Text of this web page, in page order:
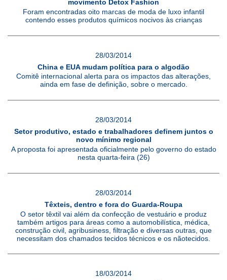
movimento Detox Fashion
Foram encontradas oito marcas de moda de luxo infantil
contendo esses produtos químicos nocivos às crianças
28/03/2014
China e EUA mudam política para o algodão
Comitê internacional alerta para os impactos das alterações,
ainda em fase de definição, sobre o mercado.
28/03/2014
Setor produtivo, estado e trabalhadores definem juntos o
novo mínimo regional
A proposta foi apresentada oficialmente pelo governo do estado
nesta quarta-feira (26)
28/03/2014
Têxteis, dentro e fora do Guarda-Roupa
O setor têxtil vai além da confecção de vestuário e produz
também artigos para áreas como a automobilística, médica,
construção civil, agribusiness, filtração e diversas outras, que
necessitam dos chamados tecidos técnicos e os nãotecidos.
18/03/2014